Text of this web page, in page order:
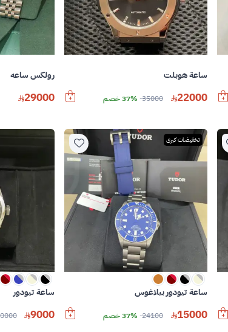
ساعة هوبلت
22000
35000 37% خصم
رولكس ساعه
29000
تخفيضات كبرى
ساعة تيودور بيلاغوس
15000
24100 37% خصم
ساعة تيودور
9000